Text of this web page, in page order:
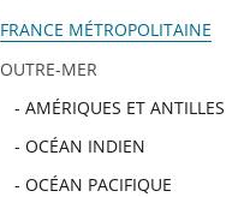
FRANCE MÉTROPOLITAINE
OUTRE-MER
- AMÉRIQUES ET ANTILLES
- OCÉAN INDIEN
- OCÉAN PACIFIQUE